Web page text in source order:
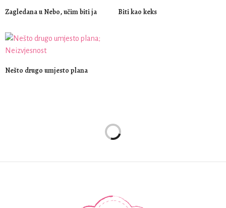
Zagledana u Nebo, učim biti ja Biti kao keks
Nešto drugo umjesto plana